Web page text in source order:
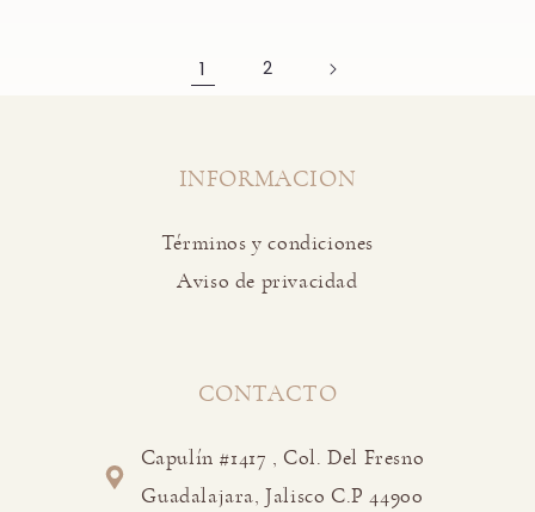
1 2
INFORMACION
Términos y condiciones
Aviso de privacidad
CONTACTO
Capulín #1417 , Col. Del Fresno
Guadalajara, Jalisco C.P 44900